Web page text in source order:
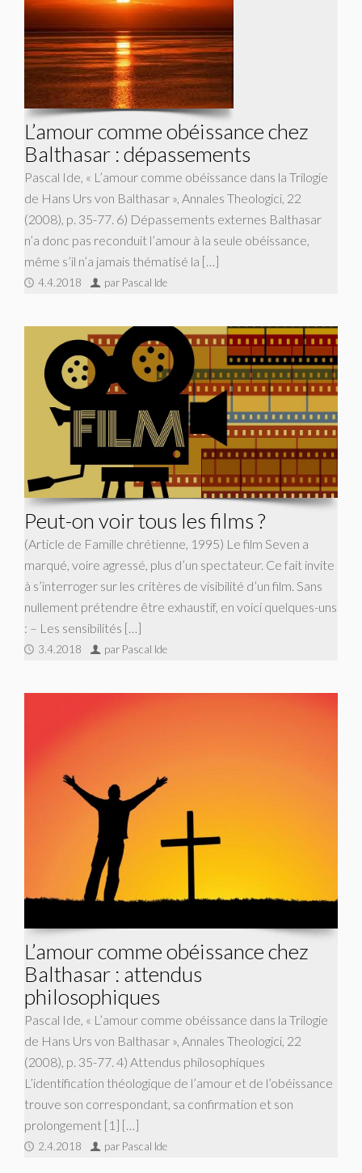
L’amour comme obéissance chez
Balthasar : dépassements
Pascal Ide, « L’amour comme obéissance dans la Trilogie
de Hans Urs von Balthasar », Annales Theologici, 22
(2008), p. 35-77. 6) Dépassements externes Balthasar
n’a donc pas reconduit l’amour à la seule obéissance,
même s’il n’a jamais théma­tisé la […]
4.4.2018 par Pascal Ide
Peut-on voir tous les films ?
(Article de Famille chrétienne, 1995) Le film Seven a
marqué, voire agressé, plus d’un spectateur. Ce fait invite
à s’interroger sur les critères de visibilité d’un film. Sans
nullement prétendre être exhaustif, en voici quelques-uns
: – Les sensibilités […]
3.4.2018 par Pascal Ide
L’amour comme obéissance chez
Balthasar : attendus
philosophiques
Pascal Ide, « L’amour comme obéissance dans la Trilogie
de Hans Urs von Balthasar », Annales Theologici, 22
(2008), p. 35-77. 4) Attendus philosophiques
L’identification théologique de l’amour et de l’obéissance
trouve son correspondant, sa confirmation et son
prolongement [1] […]
2.4.2018 par Pascal Ide